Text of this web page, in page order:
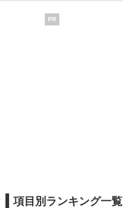
PR
項目別ランキング一覧